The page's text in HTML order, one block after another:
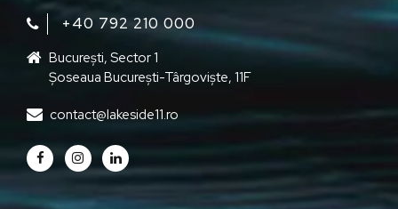
+40 792 210 000‬
București, Sector 1
Șoseaua București-Târgoviște, 11F
contact@lakeside11.ro